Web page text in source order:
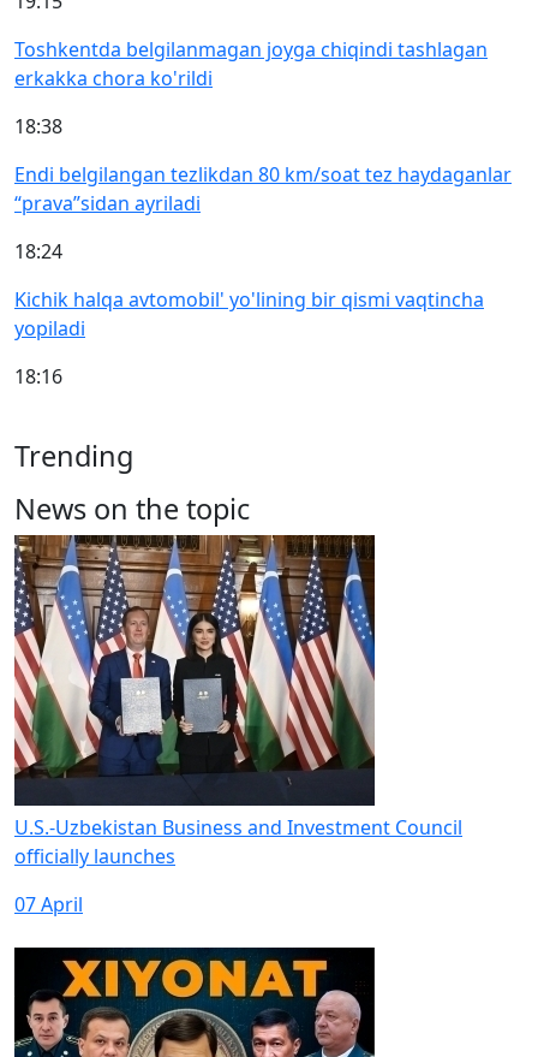
Toshkentda belgilanmagan joyga chiqindi tashlagan
erkakka chora ko'rildi
18:38
Endi belgilangan tezlikdan 80 km/soat tez haydaganlar
“prava”sidan ayriladi
18:24
Kichik halqa avtomobil' yo'lining bir qismi vaqtincha
yopiladi
18:16
Trending
News on the topic
U.S.-Uzbekistan Business and Investment Council
officially launches
07 April